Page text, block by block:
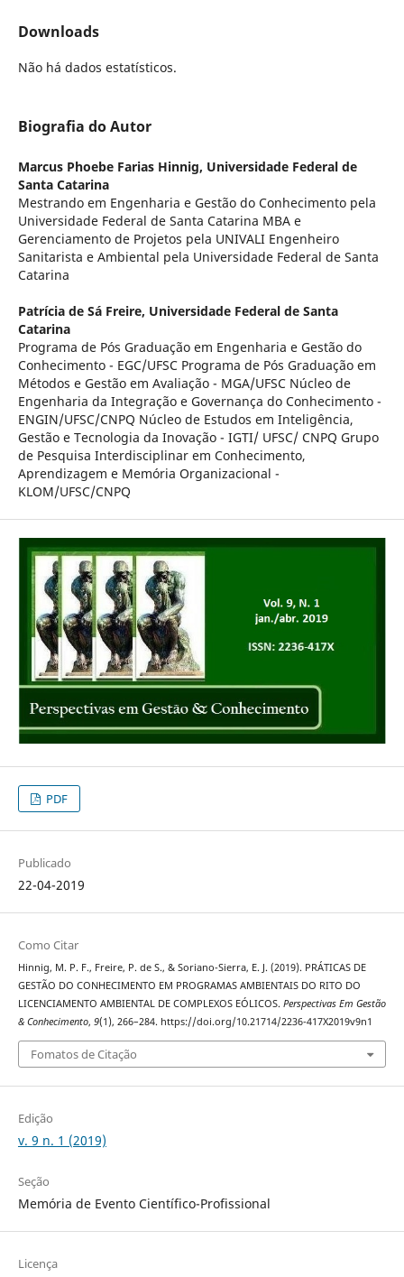
Downloads
Não há dados estatísticos.
Biografia do Autor
Marcus Phoebe Farias Hinnig, Universidade Federal de
Santa Catarina
Mestrando em Engenharia e Gestão do Conhecimento pela
Universidade Federal de Santa Catarina MBA e
Gerenciamento de Projetos pela UNIVALI Engenheiro
Sanitarista e Ambiental pela Universidade Federal de Santa
Catarina
Patrícia de Sá Freire, Universidade Federal de Santa
Catarina
Programa de Pós Graduação em Engenharia e Gestão do
Conhecimento - EGC/UFSC Programa de Pós Graduação em
Métodos e Gestão em Avaliação - MGA/UFSC Núcleo de
Engenharia da Integração e Governança do Conhecimento -
ENGIN/UFSC/CNPQ Núcleo de Estudos em Inteligência,
Gestão e Tecnologia da Inovação - IGTI/ UFSC/ CNPQ Grupo
de Pesquisa Interdisciplinar em Conhecimento,
Aprendizagem e Memória Organizacional -
KLOM/UFSC/CNPQ
PDF
Publicado
22-04-2019
Como Citar
Hinnig, M. P. F., Freire, P. de S., & Soriano-Sierra, E. J. (2019). PRÁTICAS DE
GESTÃO DO CONHECIMENTO EM PROGRAMAS AMBIENTAIS DO RITO DO
LICENCIAMENTO AMBIENTAL DE COMPLEXOS EÓLICOS. Perspectivas Em Gestão
& Conhecimento, 9(1), 266–284. https://doi.org/10.21714/2236-417X2019v9n1
Fomatos de Citação
Edição
v. 9 n. 1 (2019)
Seção
Memória de Evento Científico-Profissional
Licença